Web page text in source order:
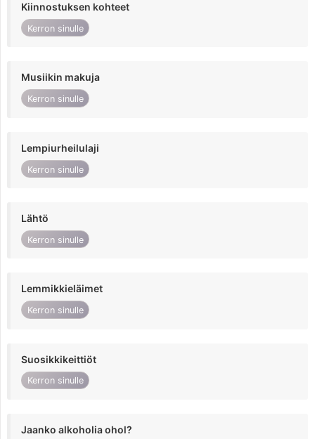
Kiinnostuksen kohteet
Kerron sinulle
Musiikin makuja
Kerron sinulle
Lempiurheilulaji
Kerron sinulle
Lähtö
Kerron sinulle
Lemmikkieläimet
Kerron sinulle
Suosikkikeittiöt
Kerron sinulle
Jaanko alkoholia ohol?